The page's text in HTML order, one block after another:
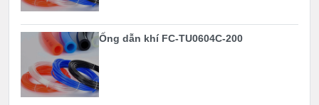
Ống dẫn khí FC-TU0604C-200